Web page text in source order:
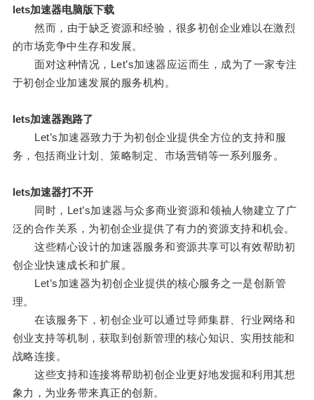
lets加速器电脑版下载
然而，由于缺乏资源和经验，很多初创企业难以在激烈
的市场竞争中生存和发展。
面对这种情况，Let’s加速器应运而生，成为了一家专注
于初创企业加速发展的服务机构。
lets加速器跑路了
Let’s加速器致力于为初创企业提供全方位的支持和服
务，包括商业计划、策略制定、市场营销等一系列服务。
lets加速器打不开
同时，Let’s加速器与众多商业资源和领袖人物建立了广
泛的合作关系，为初创企业提供了有力的资源支持和机会。
这些精心设计的加速器服务和资源共享可以有效帮助初
创企业快速成长和扩展。
Let’s加速器为初创企业提供的核心服务之一是创新管
理。
在该服务下，初创企业可以通过导师集群、行业网络和
创业支持等机制，获取到创新管理的核心知识、实用技能和
战略连接。
这些支持和连接将帮助初创企业更好地发掘和利用其想
象力，为业务带来真正的创新。